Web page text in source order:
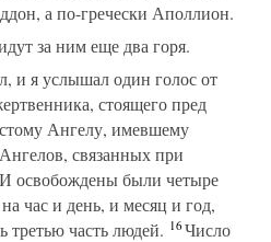
а по-гречески Аполлион.
за ним еще два горя.
и я услышал один голос от
стоящего пред
Ангелу, имевшему
связанных при
освобождены были четыре
час и день, и месяц и год,
третью часть людей. 16Число